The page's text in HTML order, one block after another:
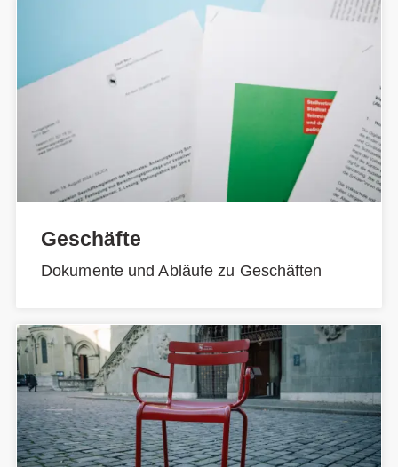
Geschäfte
Dokumente und Abläufe zu Geschäften